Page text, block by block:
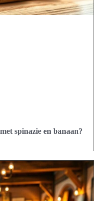
spinazie en banaan?